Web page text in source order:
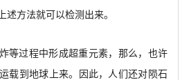
述方法就可以检测出来。
等过程中形成超重元素， 那么 ，也许
载到地球上来。
因此，人们还对陨石